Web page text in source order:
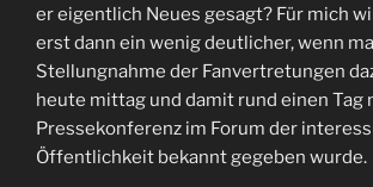
er eigentlich Neues gesagt? Für mich
erst dann ein wenig deutlicher, wenn
Stellungnahme der Fanvertretungen
heute mittag und damit rund einen Tag
Pressekonferenz im Forum der
Öffentlichkeit bekannt gegeben wurde.